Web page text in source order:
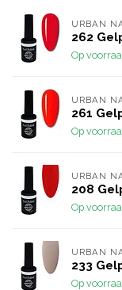
URBAN
262
Op
URBAN
261
Op
URBAN
208
Op
URBAN
233
Op